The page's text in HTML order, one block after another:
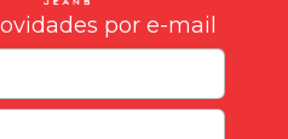
por e-mail